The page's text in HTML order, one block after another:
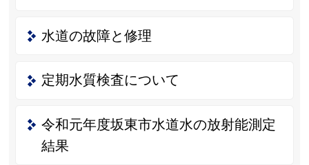
水道の故障と修理
定期水質検査について
令和元年度坂東市水道水の放射能測定
結果